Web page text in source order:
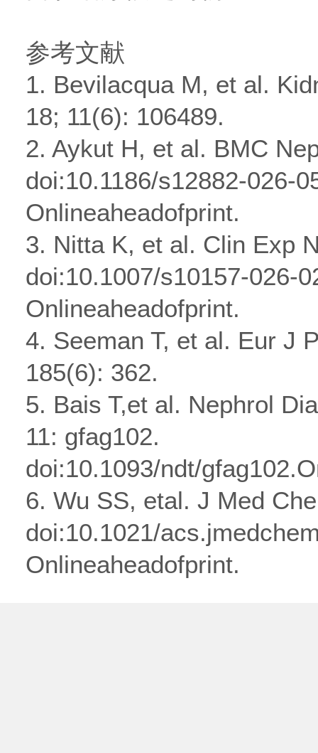
参考文献
1. Bevilacqua M, et al.
18; 11(6): 106489.
2. Aykut H, et al. BMC
doi:10.1186/s12882-026-
Onlineaheadofprint.
3. Nitta K, et al. Clin Exp
doi:10.1007/s10157-026-
Onlineaheadofprint.
4. Seeman T, et al. Eur J
185(6): 362.
5. Bais T,et al. Nephrol
11: gfag102.
doi:10.1093/ndt/
6. Wu SS, etal. J Med
doi:10.1021/
Onlineaheadofprint.